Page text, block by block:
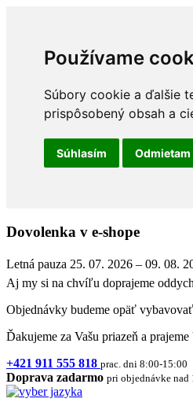
Používame
Súbory cookie a ďalšie
prispôsobený obsah a
Súhlasím Odmietam
Dovolenka v e-shope
Letná pauza 25. 07. 2026 – 09. 08.
Aj my si na chvíľu doprajeme
Objednávky budeme opäť
Ďakujeme za Vašu priazeň a
+421 911 555 818 prac. dni 8:00-15:00
Doprava zadarmo pri objednávke nad